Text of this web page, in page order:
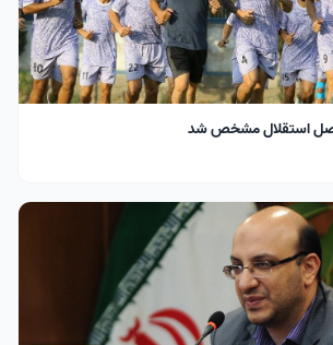
استقلال مشخص شد